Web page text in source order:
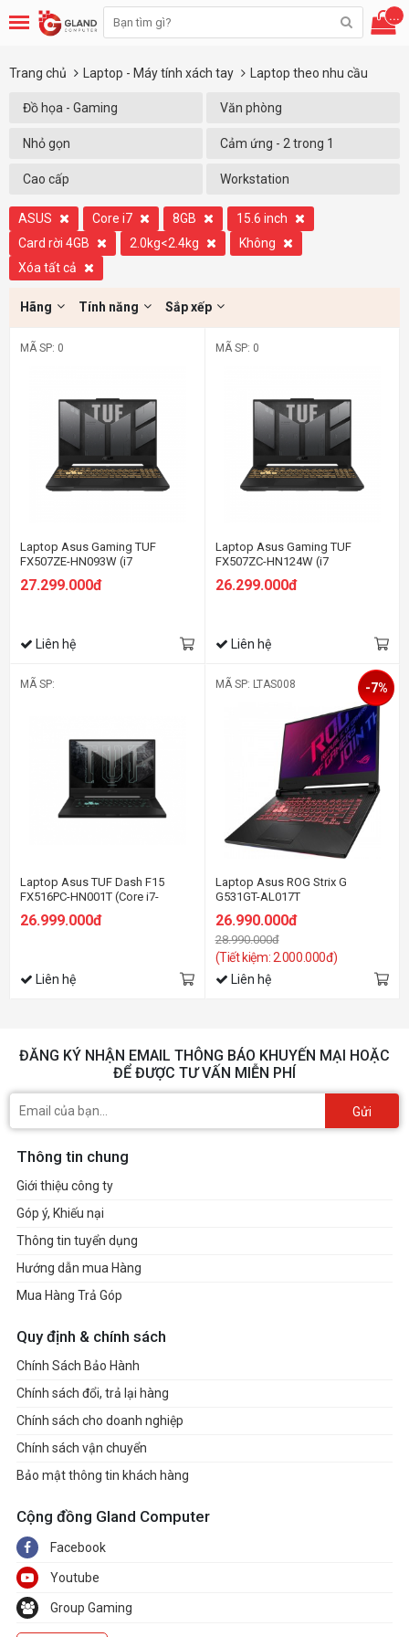
...
Trang chủ Laptop - Máy tính xách tay Laptop theo nhu cầu
Đồ họa - Gaming Văn phòng
Nhỏ gọn Cảm ứng - 2 trong 1
Cao cấp Workstation
ASUS Core i7 8GB
15.6 inch
Card rời 4GB
2.0kg<2.4kg
Không
Xóa tất cả
Hãng Tính năng Sắp xếp
MÃ SP: 0
Laptop Asus Gaming TUF
FX507ZE-HN093W (i7
SSD/15.6 FHD 144hz/RTX 3050Ti
27.299.000đ
Liên hệ
MÃ SP: 0
Laptop Asus Gaming TUF
FX507ZC-HN124W (i7
SSD/15.6 FHD 144hz/RTX 3050
26.299.000đ
Liên hệ
MÃ SP:
Laptop Asus TUF Dash F15
FX516PC-HN001T (Core i7-
11370H | 8GB | 512GB | RTX 3050
4GB | 15.6 inch FHD | Win 10 |
26.999.000đ
Liên hệ
MÃ SP: LTAS008
Laptop Asus ROG Strix G
G531GT-AL017T
26.990.000đ
28.990.000đ
(Tiết kiệm: 2.000.000đ)
-7%
Liên hệ
ĐĂNG KÝ NHẬN EMAIL THÔNG BÁO KHUYẾN MẠI HOẶC
ĐỂ ĐƯỢC TƯ VẤN MIỄN PHÍ
Gửi
Thông tin chung
Giới thiệu công ty
Góp ý, Khiếu nại
Thông tin tuyển dụng
Hướng dẫn mua Hàng
Mua Hàng Trả Góp
Quy định & chính sách
Chính Sách Bảo Hành
Chính sách đổi, trả lại hàng
Chính sách cho doanh nghiệp
Chính sách vận chuyển
Bảo mật thông tin khách hàng
Cộng đồng Gland Computer
Facebook
Youtube
Group Gaming